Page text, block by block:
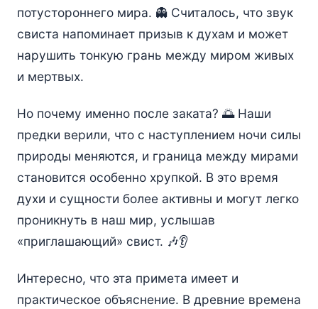
потустороннего мира. 👻 Считалось, что звук
свиста напоминает призыв к духам и может
нарушить тонкую грань между миром живых
и мертвых.
Но почему именно после заката? 🌅 Наши
предки верили, что с наступлением ночи силы
природы меняются, и граница между мирами
становится особенно хрупкой. В это время
духи и сущности более активны и могут легко
проникнуть в наш мир, услышав
«приглашающий» свист. 🎶👂
Интересно, что эта примета имеет и
практическое объяснение. В древние времена